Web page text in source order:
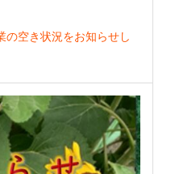
の空き状況をお知らせし